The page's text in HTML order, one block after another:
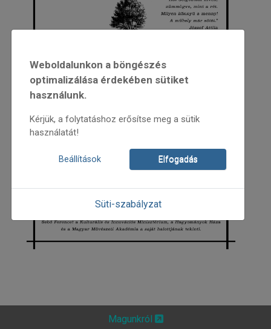
Weboldalunkon a böngészés
optimalizálása érdekében sütiket
használunk.
Kérjük, a folytatáshoz erősítse meg a sütik
használatát!
Beállítások Elfogadás
Süti-szabályzat
Magunkról